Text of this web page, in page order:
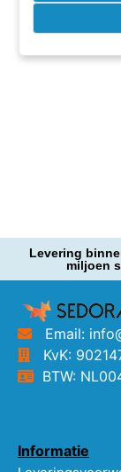
Levering
miljoen
Email:
KvK:
BTW:
Informatie